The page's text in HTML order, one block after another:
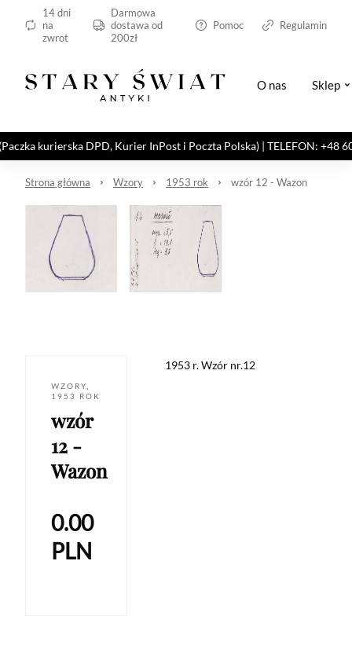
14 dni
na
zwrot
Darmowa
dostawa od
200zł
Pomoc Regulamin
O nas Sklep
kurierska DPD, Kurier InPost i Poczta Polska) | TELEFON: +48
Strona główna Wzory 1953 rok wzór 12 - Wazon
WZORY,
1953 ROK
wzór
12 -
Wazon
0.00
PLN
1953 r. Wzór nr.12